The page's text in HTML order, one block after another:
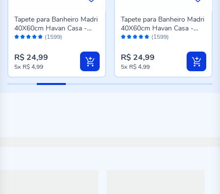
Avaliação: (1599)
Tapete para Banheiro Madri
40X60cm Havan Casa -
Taupe
R$ 24,99
5x R$ 4,99
Avaliação: (1599)
Tapete para Banheiro Madri
40X60cm Havan Casa -
Rose
R$ 24,99
5x R$ 4,99